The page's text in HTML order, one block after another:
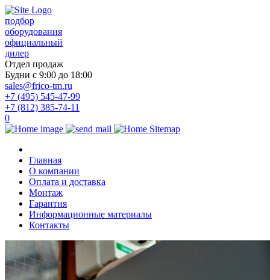
подбор
оборудования
официальный
дилер
Отдел продаж
Будни с 9:00 до 18:00
sales@frico-tm.ru
+7 (495) 545-47-99
+7 (812) 385-74-11
0
Главная
О компании
Оплата и доставка
Монтаж
Гарантия
Информационные материалы
Контакты